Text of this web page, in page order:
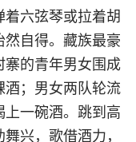
六弦琴或拉着胡
然自得。藏族最豪
寨的青年男女围成
酒；男女两队轮流
一碗酒。跳到高
兴，歌借酒力，